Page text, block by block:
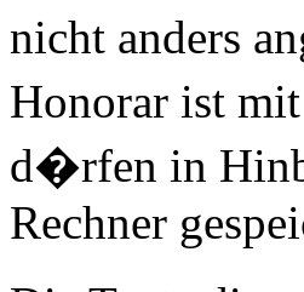
nicht anders
Honorar ist
d�rfen in
Rechner